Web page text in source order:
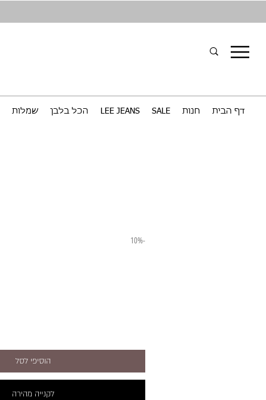
דף הבית חנות SALE
LEE JEANS הכל בלבן שמלות
-10%
הוסיפי לסל
לקנייה מהירה